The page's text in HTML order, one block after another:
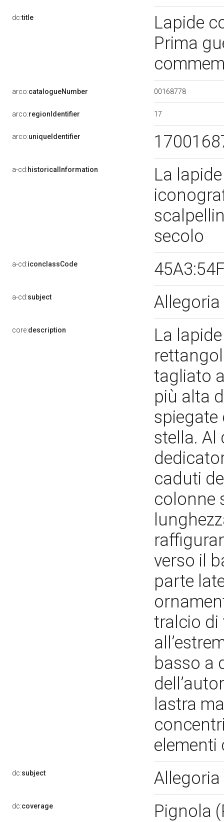
dc:title
Lapide
Prima
arco:catalogueNumber 00168778
arco:regionIdentifier 17
arco:uniqueIdentifier
a-cd:historicalInformation
La
secolo
a-cd:iconclassCode
a-cd:subject
core:description
La
tagliato
più alta
spiegate
stella. Al
caduti
colonne
verso il
parte
tralcio di
basso a
lastra
dc:subject
dc:coverage Pignola